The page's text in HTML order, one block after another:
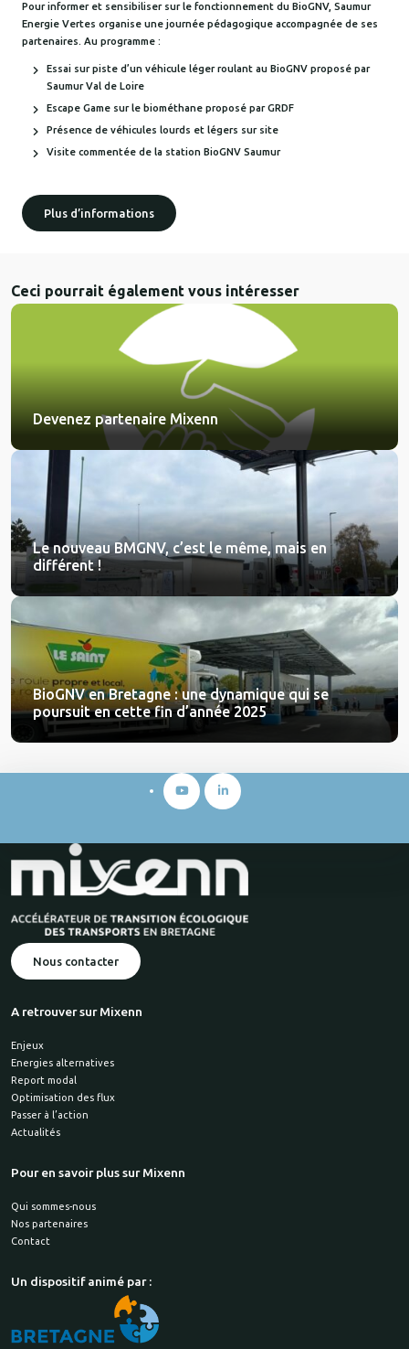
Pour informer et sensibiliser sur le fonctionnement du BioGNV, Saumur
Energie Vertes organise une journée pédagogique accompagnée de ses
partenaires. Au programme :
Essai sur piste d’un véhicule léger roulant au BioGNV proposé par
Saumur Val de Loire
Escape Game sur le biométhane proposé par GRDF
Présence de véhicules lourds et légers sur site
Visite commentée de la station BioGNV Saumur
Plus d’informations
Ceci pourrait également vous intéresser
Devenez partenaire Mixenn
Le nouveau BMGNV, c’est le même, mais en
différent !
BioGNV en Bretagne : une dynamique qui se
poursuit en cette fin d’année 2025
Nous contacter
A retrouver sur Mixenn
Enjeux
Energies alternatives
Report modal
Optimisation des flux
Passer à l’action
Actualités
Pour en savoir plus sur Mixenn
Qui sommes-nous
Nos partenaires
Contact
Un dispositif animé par :